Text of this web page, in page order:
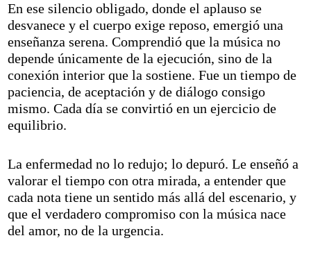
En ese silencio obligado, donde el aplauso se
desvanece y el cuerpo exige reposo, emergió una
enseñanza serena. Comprendió que la música no
depende únicamente de la ejecución, sino de la
conexión interior que la sostiene. Fue un tiempo de
paciencia, de aceptación y de diálogo consigo
mismo. Cada día se convirtió en un ejercicio de
equilibrio.
La enfermedad no lo redujo; lo depuró. Le enseñó a
valorar el tiempo con otra mirada, a entender que
cada nota tiene un sentido más allá del escenario, y
que el verdadero compromiso con la música nace
del amor, no de la urgencia.